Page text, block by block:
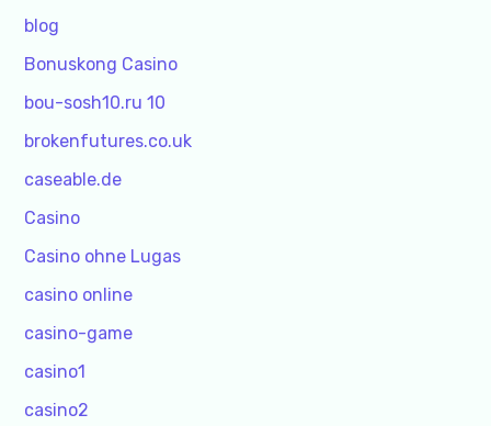
blog
Bonuskong Casino
bou-sosh10.ru 10
brokenfutures.co.uk
caseable.de
Casino
Casino ohne Lugas
casino online
casino-game
casino1
casino2